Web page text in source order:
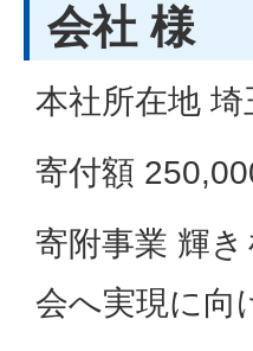
会社 様
本社所在地
寄付額
寄附事業 輝
会へ実現に向